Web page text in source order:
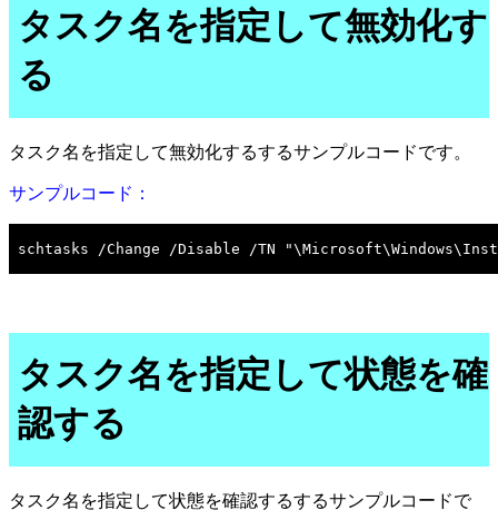
タスク名を指定して無効化す
る
タスク名を指定して無効化するするサンプルコードです。
サンプルコード：
タスク名を指定して状態を確
認する
タスク名を指定して状態を確認するするサンプルコードで